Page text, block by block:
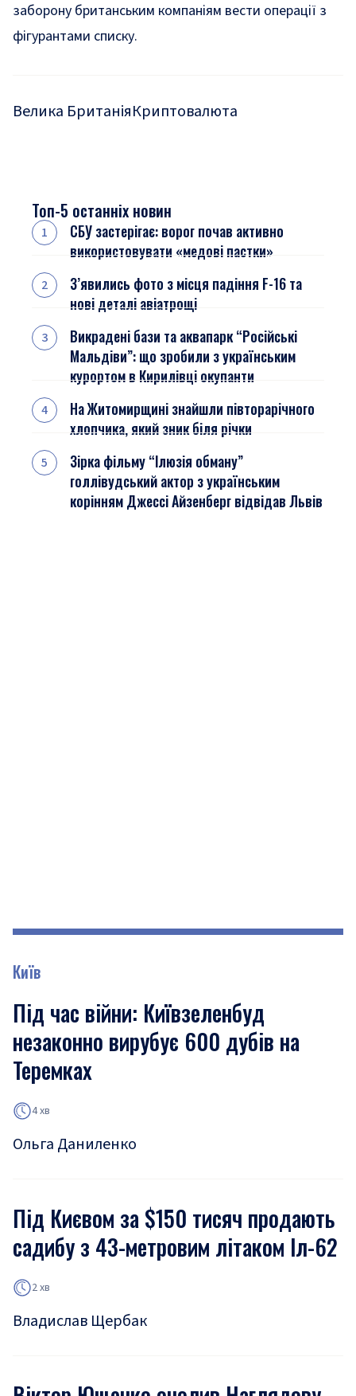
заборону британським компаніям вести операції з
фігурантами списку.
Велика БританіяКриптовалюта
Топ-5 останніх новин
СБУ застерігає: ворог почав активно
використовувати «медові пастки»
З’явились фото з місця падіння F-16 та
нові деталі авіатрощі
Викрадені бази та аквапарк “Російські
Мальдіви”: що зробили з українським
курортом в Кирилівці окупанти
На Житомирщині знайшли півторарічного
хлопчика, який зник біля річки
Зірка фільму “Ілюзія обману”
голлівудський актор з українським
корінням Джессі Айзенберг відвідав Львів
Київ
Під час війни: Київзеленбуд
незаконно вирубує 600 дубів на
Теремках
4 хв
Ольга Даниленко
Під Києвом за $150 тисяч продають
садибу з 43-метровим літаком Іл-62
2 хв
Владислав Щербак